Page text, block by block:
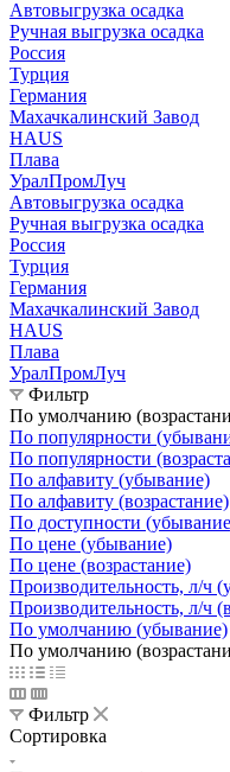
Автовыгрузка осадка
Ручная выгрузка осадка
Россия
Турция
Германия
Махачкалинский Завод
HAUS
Плава
УралПромЛуч
Автовыгрузка осадка
Ручная выгрузка осадка
Россия
Турция
Германия
Махачкалинский Завод
HAUS
Плава
УралПромЛуч
Фильтр
По умолчанию
По популярности
По популярности
По алфавиту (убывание)
По алфавиту (возрастание)
По доступности
По цене (убывание)
По цене (возрастание)
Производительность, л/ч
Производительность, л/ч
По умолчанию (убывание)
По умолчанию
Фильтр
Сортировка